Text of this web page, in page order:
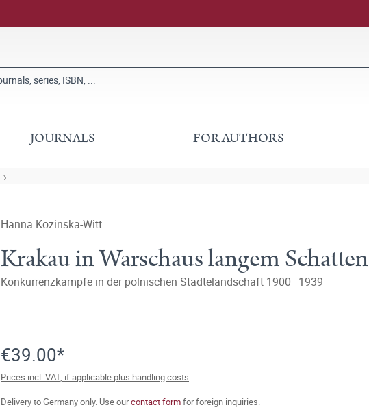
JOURNALS FOR AUTHORS
Hanna Kozinska-Witt
Krakau in Warschaus langem Schatten
Konkurrenzkämpfe in der polnischen Städtelandschaft 1900–1939
€39.00*
Prices incl. VAT, if applicable plus handling costs
Delivery to Germany only. Use ourcontact formfor foreign inquiries.